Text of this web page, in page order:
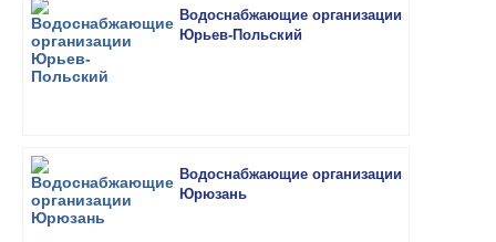
Водоснабжающие организации
Юрьев-Польский
Водоснабжающие организации
Юрюзань